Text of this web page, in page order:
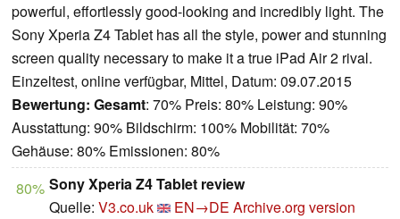
powerful, effortlessly good-looking and incredibly light. The
Sony Xperia Z4 Tablet has all the style, power and stunning
screen quality necessary to make it a true iPad Air 2 rival.
Einzeltest, online verfügbar, Mittel, Datum: 09.07.2015
Bewertung: Gesamt: 70% Preis: 80% Leistung: 90%
Ausstattung: 90% Bildschirm: 100% Mobilität: 70%
Gehäuse: 80% Emissionen: 80%
80% Sony Xperia Z4 Tablet review
Quelle: V3.co.uk EN→DE Archive.org version